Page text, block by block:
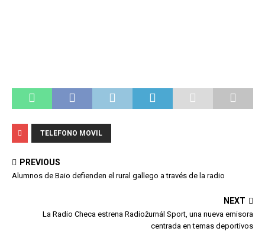
TELEFONO MOVIL
PREVIOUS
Alumnos de Baio defienden el rural gallego a través de la radio
NEXT
La Radio Checa estrena Radiožurnál Sport, una nueva emisora
centrada en temas deportivos